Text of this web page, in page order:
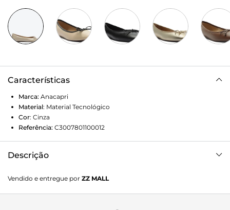
Características
Marca: Anacapri
Material: Material Tecnológico
Cor: Cinza
Referência: C3007801100012
Descrição
modelo tem salto rasteiro, base emborrachada com leve
saltinho e biqueira redonda. Fechada e com acabamento
Vendido e entregue por ZZ MALL